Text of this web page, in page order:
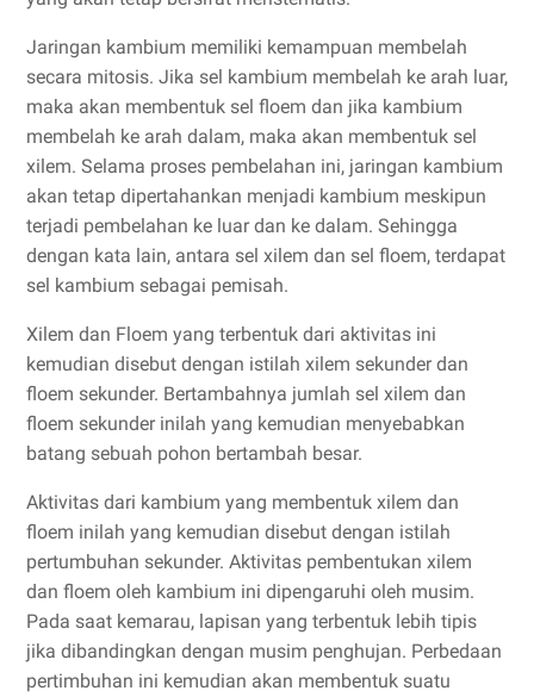
Jaringan kambium memiliki kemampuan membelah
secara mitosis. Jika sel kambium membelah ke arah luar,
maka akan membentuk sel floem dan jika kambium
membelah ke arah dalam, maka akan membentuk sel
xilem. Selama proses pembelahan ini, jaringan kambium
akan tetap dipertahankan menjadi kambium meskipun
terjadi pembelahan ke luar dan ke dalam. Sehingga
dengan kata lain, antara sel xilem dan sel floem, terdapat
sel kambium sebagai pemisah.
Xilem dan Floem yang terbentuk dari aktivitas ini
kemudian disebut dengan istilah xilem sekunder dan
floem sekunder. Bertambahnya jumlah sel xilem dan
floem sekunder inilah yang kemudian menyebabkan
batang sebuah pohon bertambah besar.
Aktivitas dari kambium yang membentuk xilem dan
floem inilah yang kemudian disebut dengan istilah
pertumbuhan sekunder. Aktivitas pembentukan xilem
dan floem oleh kambium ini dipengaruhi oleh musim.
Pada saat kemarau, lapisan yang terbentuk lebih tipis
jika dibandingkan dengan musim penghujan. Perbedaan
pertimbuhan ini kemudian akan membentuk suatu